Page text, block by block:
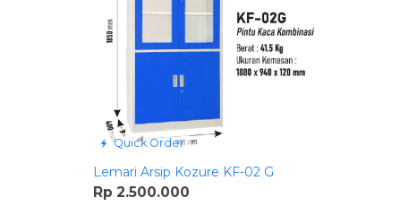
Quick Order
Lemari Arsip Kozure KF-02 G
Rp 2.500.000